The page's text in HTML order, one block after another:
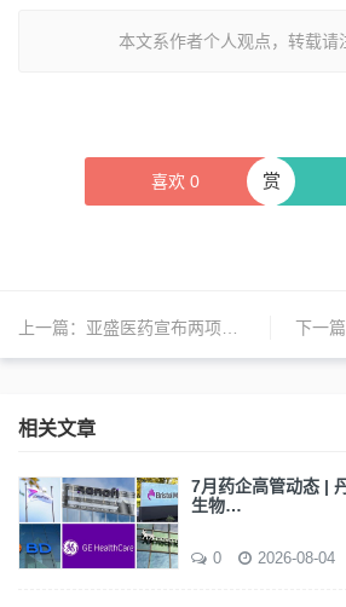
本文系作者个人观点，转载请
喜欢 0 赏
上一篇： 亚盛医药宣布两项高管任命，加强全球化战略布局 下一篇
相关文章
7月药企高管动态 |
生物…
0 2026-08-04